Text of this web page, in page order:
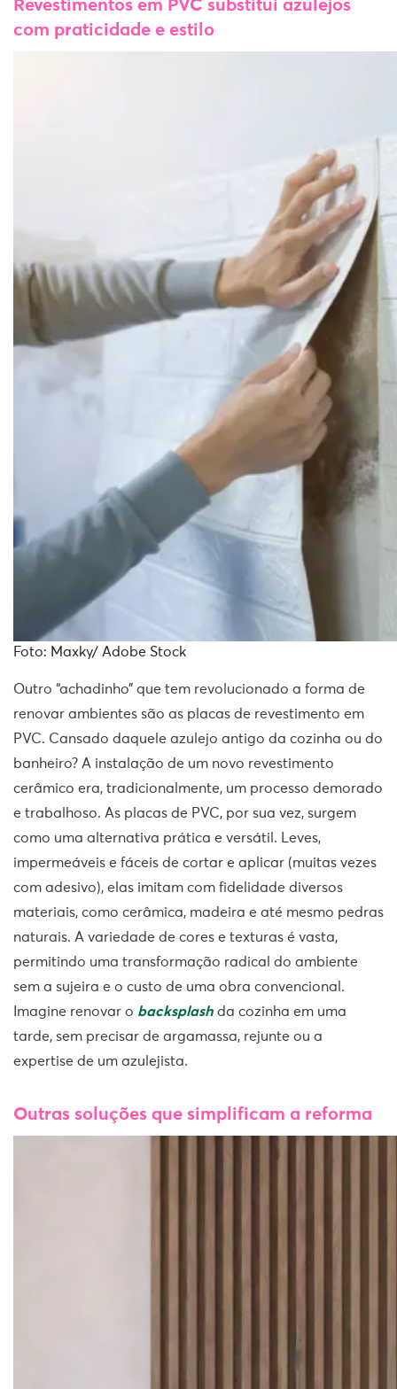
Revestimentos em PVC substitui azulejos
com praticidade e estilo
Foto: Maxky/ Adobe Stock
Outro “achadinho” que tem revolucionado a forma de
renovar ambientes são as placas de revestimento em
PVC. Cansado daquele azulejo antigo da cozinha ou do
banheiro? A instalação de um novo revestimento
cerâmico era, tradicionalmente, um processo demorado
e trabalhoso. As placas de PVC, por sua vez, surgem
como uma alternativa prática e versátil. Leves,
impermeáveis e fáceis de cortar e aplicar (muitas vezes
com adesivo), elas imitam com fidelidade diversos
materiais, como cerâmica, madeira e até mesmo pedras
naturais. A variedade de cores e texturas é vasta,
permitindo uma transformação radical do ambiente
sem a sujeira e o custo de uma obra convencional.
Imagine renovar o backsplash da cozinha em uma
tarde, sem precisar de argamassa, rejunte ou a
expertise de um azulejista.
Outras soluções que simplificam a reforma